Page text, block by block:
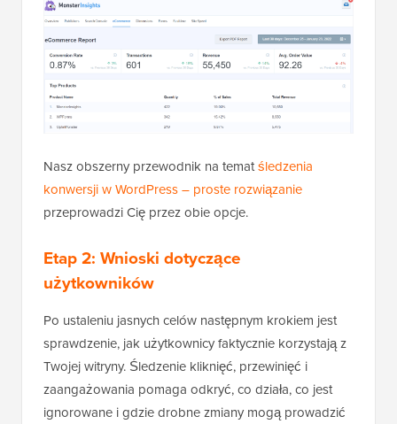
Nasz obszerny przewodnik na tematśledzenia
konwersji w WordPress – proste rozwiązanie
przeprowadzi Cię przez obie opcje.
Etap 2: Wnioski dotyczące
użytkowników
Po ustaleniu jasnych celów następnym krokiem jest
sprawdzenie, jak użytkownicy faktycznie korzystają z
Twojej witryny. Śledzenie kliknięć, przewinięć i
zaangażowania pomaga odkryć, co działa, co jest
ignorowane i gdzie drobne zmiany mogą prowadzić